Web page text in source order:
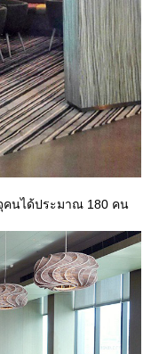
คนได้ประมาณ 180 คน